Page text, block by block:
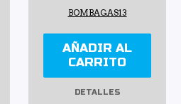
BOMBAGAS13
AÑADIR AL
CARRITO
DETALLES